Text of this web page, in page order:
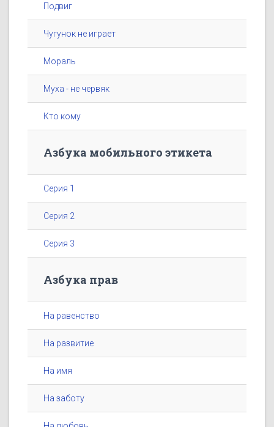
Подвиг
Чугунок не играет
Мораль
Муха - не червяк
Кто кому
Азбука мобильного этикета
Серия 1
Серия 2
Серия 3
Азбука прав
На равенство
На развитие
На имя
На заботу